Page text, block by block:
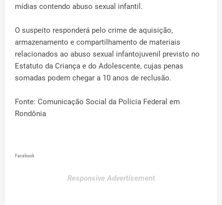
mídias contendo abuso sexual infantil.
O suspeito responderá pelo crime de aquisição,
armazenamento e compartilhamento de materiais
relacionados ao abuso sexual infantojuvenil previsto no
Estatuto da Criança e do Adolescente, cujas penas
somadas podem chegar a 10 anos de reclusão.
Fonte: Comunicação Social da Polícia Federal em
Rondônia
Facebook
Responsive Advertisement